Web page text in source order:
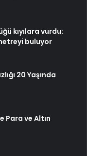
kıyılara vurdu:
buluyor
20 Yaşında
Para ve Altın